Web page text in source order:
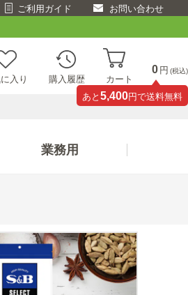
ご利用ガイド お問い合わせ
入り 購入履歴 カート
0 円 (税込)
あと 5,400円で送料無料
業務用